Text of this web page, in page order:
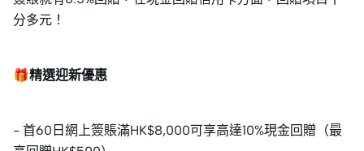
分多元！
🎁精選迎新優惠
- 首60日網上簽賬滿HK$8,000可享高達10%現金回贈（最